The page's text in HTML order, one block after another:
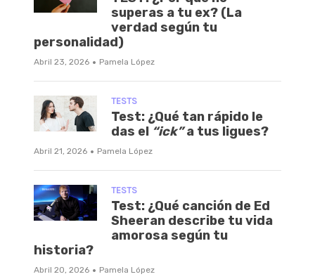
superas a tu ex? (La
verdad según tu
personalidad)
Abril 23, 2026 · Pamela López
TESTS
Test: ¿Qué tan rápido le
das el “ick”a tus ligues?
Abril 21, 2026 · Pamela López
TESTS
Test: ¿Qué canción de Ed
Sheeran describe tu vida
amorosa según tu
historia?
Abril 20, 2026 · Pamela López